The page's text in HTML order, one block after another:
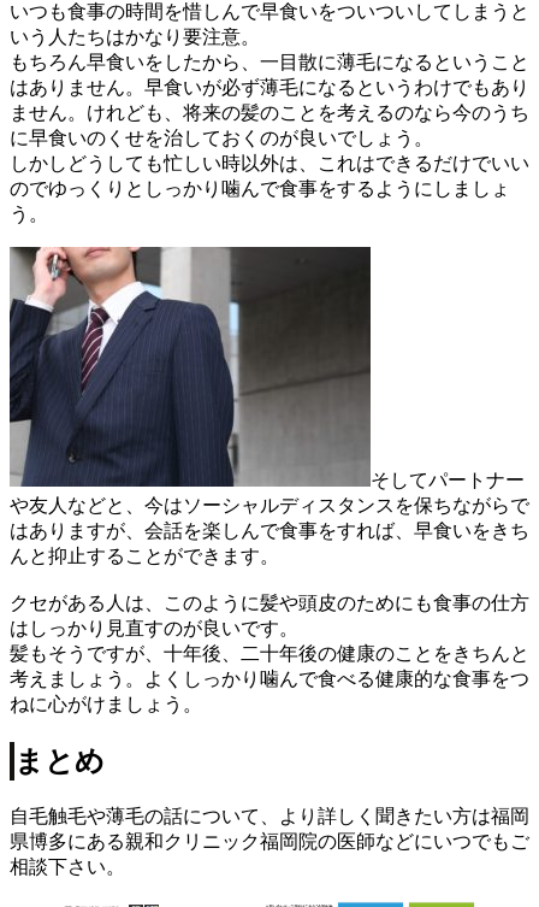
いつも食事の時間を惜しんで早食いをついついしてしまうと
いう人たちはかなり要注意。
もちろん早食いをしたから、一目散に薄毛になるということ
はありません。早食いが必ず薄毛になるというわけでもあり
ません。けれども、将来の髪のことを考えるのなら今のうち
に早食いのくせを治しておくのが良いでしょう。
しかしどうしても忙しい時以外は、これはできるだけでいい
のでゆっくりとしっかり噛んで食事をするようにしましょ
う。
そしてパートナー
や友人などと、今はソーシャルディスタンスを保ちながらで
はありますが、会話を楽しんで食事をすれば、早食いをきち
んと抑止することができます。
クセがある人は、このように髪や頭皮のためにも食事の仕方
はしっかり見直すのが良いです。
髪もそうですが、十年後、二十年後の健康のことをきちんと
考えましょう。よくしっかり噛んで食べる健康的な食事をつ
ねに心がけましょう。
まとめ
自毛触毛や薄毛の話について、より詳しく聞きたい方は福岡
県博多にある親和クリニック福岡院の医師などにいつでもご
相談下さい。